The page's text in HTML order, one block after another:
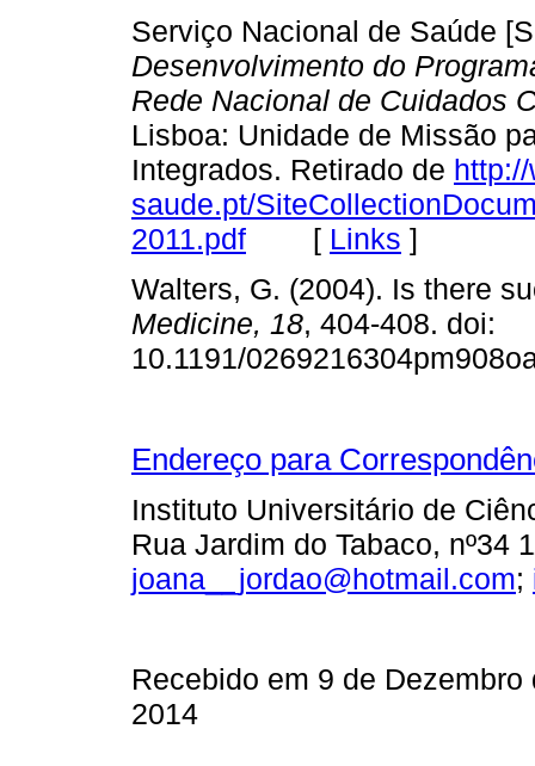
Serviço Nacional de Saúde
Desenvolvimento do
Rede Nacional de Cuidados
Lisboa: Unidade de Missão
Integrados. Retirado de
saude.pt/
2011.pdf [ Links ]
Walters, G. (2004). Is there
Medicine, 18, 404-408. doi:
10.1191/
Endereço para
Instituto Universitário de
Rua Jardim do Tabaco, nº34
joana__jordao@hotmail.com;
Recebido em 9 de
2014